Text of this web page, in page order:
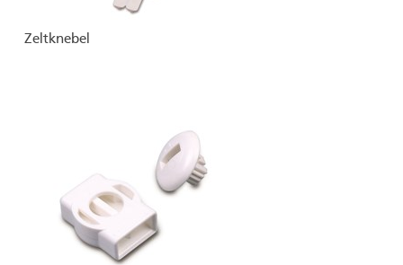
Zeltknebel